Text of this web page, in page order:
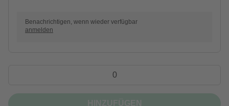
Benachrichtigen, wenn wieder verfügbar
anmelden